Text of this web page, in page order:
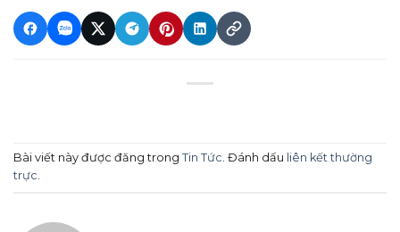
Bài viết này được đăng trong Tin Tức. Đánh dấu liên kết thường
trực.